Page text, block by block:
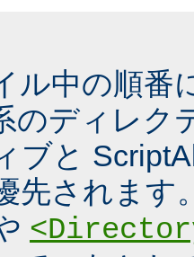
ル中の順番
のディレク
ブと
先されます